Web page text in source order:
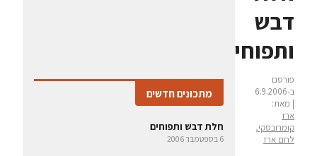
דבש
ותפוחים
פורסם
ב-6.9.2006
| מאת:
ארז
קומרובסקי,
לחם ארז
מתכונים חדשים
חלת דבש ותפוחים
6 בספטמבר 2006